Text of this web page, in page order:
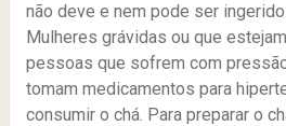
não deve e nem pode ser
Mulheres grávidas ou que
pessoas que sofrem com
tomam medicamentos para
consumir o chá. Para preparar o